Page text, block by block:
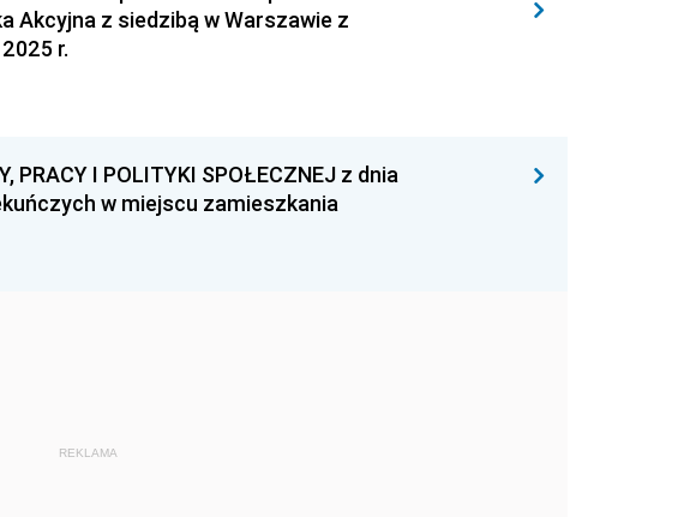
Akcyjna z siedzibą w Warszawie z
r.
PRACY I POLITYKI SPOŁECZNEJ z dnia
w miejscu zamieszkania
REKLAMA